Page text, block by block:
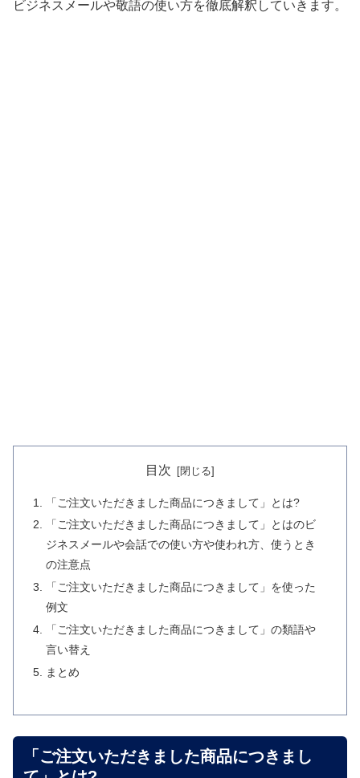
ビジネスメールや敬語の使い方を徹底解釈していきます。
目次
「ご注文いただきました商品につきまして」とは?
「ご注文いただきました商品につきまして」とはのビ
ジネスメールや会話での使い方や使われ方、使うとき
の注意点
「ご注文いただきました商品につきまして」を使った
例文
「ご注文いただきました商品につきまして」の類語や
言い替え
まとめ
「ご注文いただきました商品につきまし